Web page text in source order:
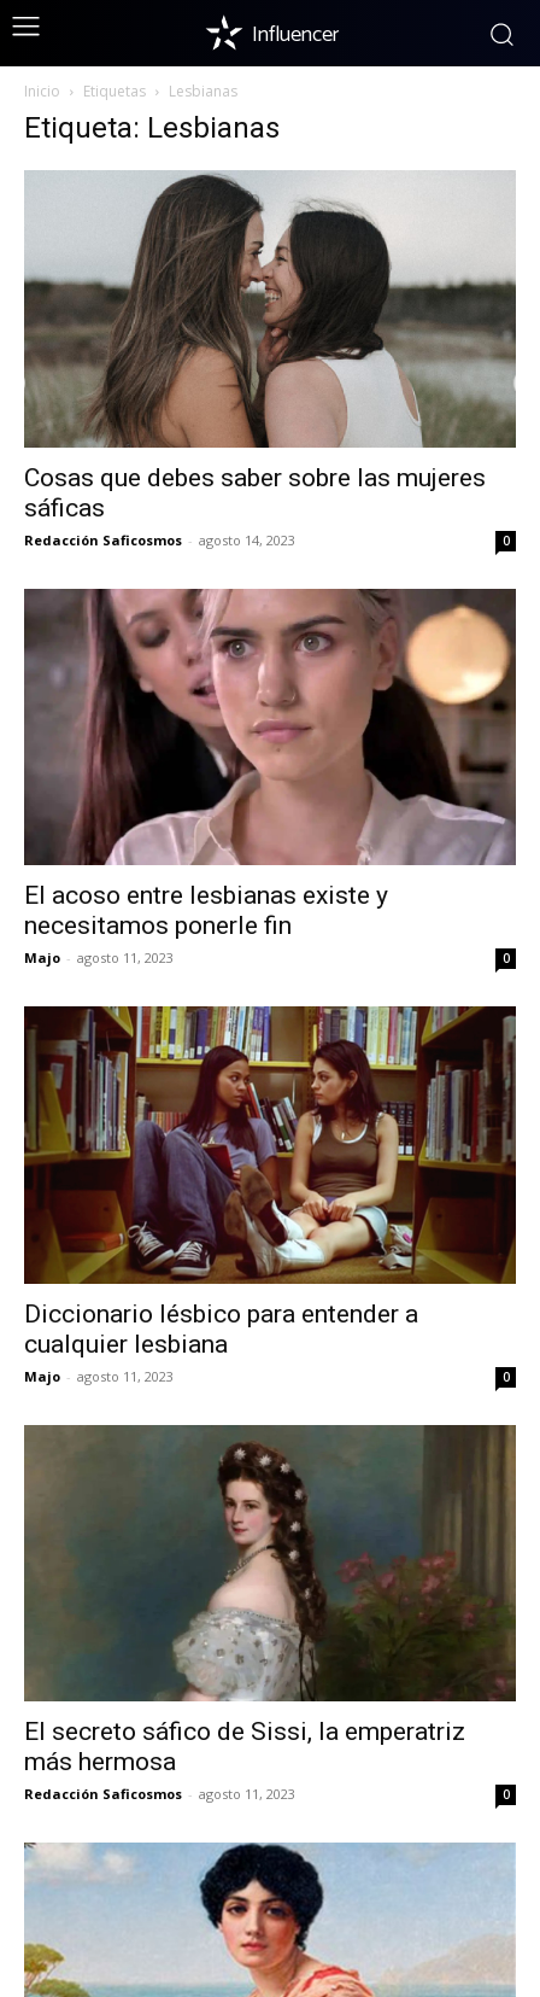
Influencer
Inicio Etiquetas Lesbianas
Etiqueta: Lesbianas
Cosas que debes saber sobre las mujeres
sáficas
Redacción Saficosmos - agosto 14, 2023 0
El acoso entre lesbianas existe y
necesitamos ponerle fin
Majo - agosto 11, 2023 0
Diccionario lésbico para entender a
cualquier lesbiana
Majo - agosto 11, 2023 0
El secreto sáfico de Sissi, la emperatriz
más hermosa
Redacción Saficosmos - agosto 11, 2023 0